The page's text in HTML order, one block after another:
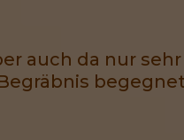
auch da nur